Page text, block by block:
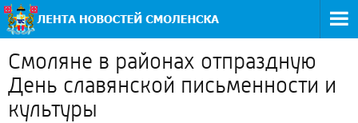
Смоляне в районах отпраздную
День славянской письменности и
культуры